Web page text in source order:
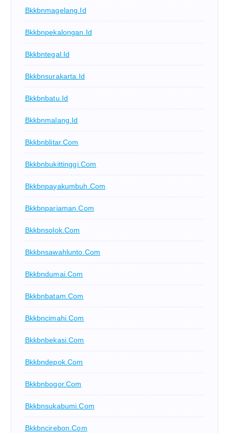
Bkkbnmagelang.id
Bkkbnpekalongan.id
Bkkbntegal.id
Bkkbnsurakarta.id
Bkkbnbatu.id
Bkkbnmalang.id
Bkkbnblitar.com
Bkkbnbukittinggi.com
Bkkbnpayakumbuh.com
Bkkbnpariaman.com
Bkkbnsolok.com
Bkkbnsawahlunto.com
Bkkbndumai.com
Bkkbnbatam.com
Bkkbncimahi.com
Bkkbnbekasi.com
Bkkbndepok.com
Bkkbnbogor.com
Bkkbnsukabumi.com
Bkkbncirebon.com